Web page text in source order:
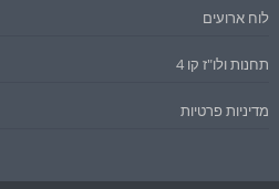
לוח ארועים
תחנות ולו"ז קו 4
מדיניות פרטיות